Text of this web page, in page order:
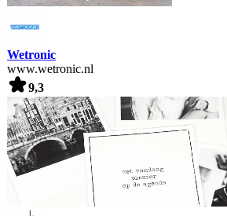
Wetronic
www.wetronic.nl
9,3